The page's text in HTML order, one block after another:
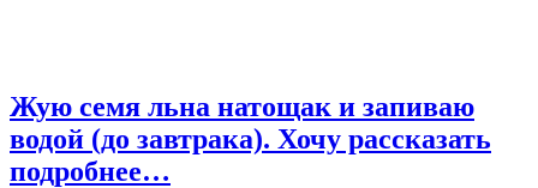
Жую семя льна натощак и запиваю
водой (до завтрака). Хочу рассказать
подробнее…